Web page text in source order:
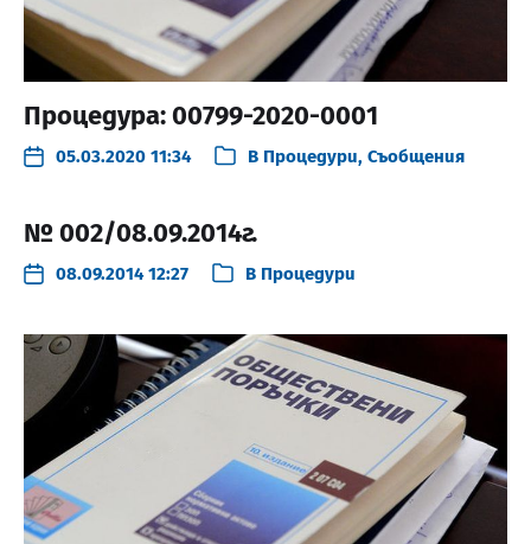
Процедура: 00799-2020-0001
05.03.2020 11:34 В Процедури, Съобщения
№ 002/08.09.2014г.
08.09.2014 12:27 В Процедури